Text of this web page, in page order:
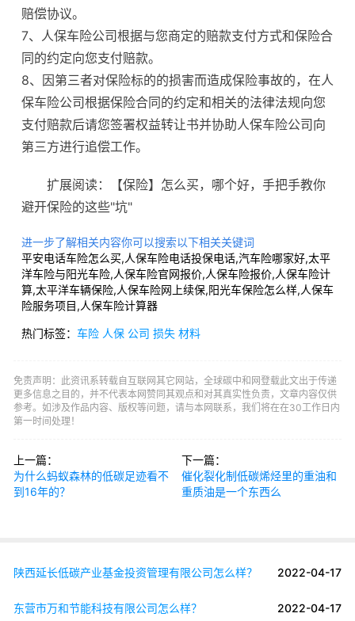
赔偿协议。
7、人保车险公司根据与您商定的赔款支付方式和保险合
同的约定向您支付赔款。
8、因第三者对保险标的的损害而造成保险事故的，在人
保车险公司根据保险合同的约定和相关的法律法规向您
支付赔款后请您签署权益转让书并协助人保车险公司向
第三方进行追偿工作。
扩展阅读：【保险】怎么买，哪个好，手把手教你
避开保险的这些"坑"
进一步了解相关内容你可以搜索以下相关关键词
平安电话车险怎么买,人保车险电话投保电话,汽车险哪家好,太平
洋车险与阳光车险,人保车险官网报价,人保车险报价,人保车险计
算,太平洋车辆保险,人保车险网上续保,阳光车保险怎么样,人保车
险服务项目,人保车险计算器
热门标签： 车险 人保 公司 损失 材料
免责声明：此资讯系转载自互联网其它网站，全球碳中和网登载此文出于传递
更多信息之目的，并不代表本网赞同其观点和对其真实性负责，文章内容仅供
参考。如涉及作品内容、版权等问题，请与本网联系，我们将在在30工作日内
第一时间处理！
上一篇：
为什么蚂蚁森林的低碳足迹看不
到16年的？
下一篇：
催化裂化制低碳烯烃里的重油和
重质油是一个东西么
陕西延长低碳产业基金投资管理有限公司怎么样？ 2022-04-17
东营市万和节能科技有限公司怎么样？ 2022-04-17